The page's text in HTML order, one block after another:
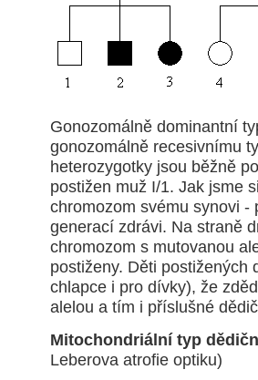
Gonozomálně dominantní
gonozomálně recesivnímu
heterozygotky jsou běžně
postižen muž I/1. Jak jsme
chromozom svému synovi -
generací zdrávi. Na straně
chromozom s mutovanou
postiženy. Děti postižených
chlapce i pro dívky), že
alelou a tím i příslušné
Mitochondriální typ
Leberova atrofie optiku)